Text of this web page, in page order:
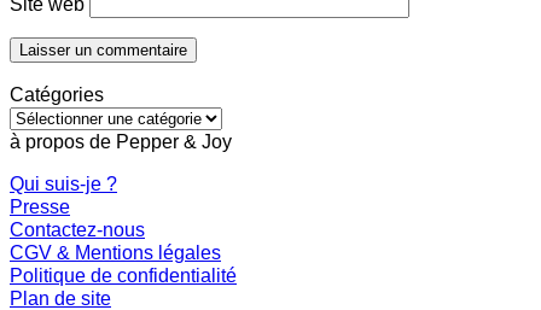
Catégories
Catégories
à propos de Pepper & Joy
Qui suis-je ?
Presse
Contactez-nous
CGV & Mentions légales
Politique de confidentialité
Plan de site